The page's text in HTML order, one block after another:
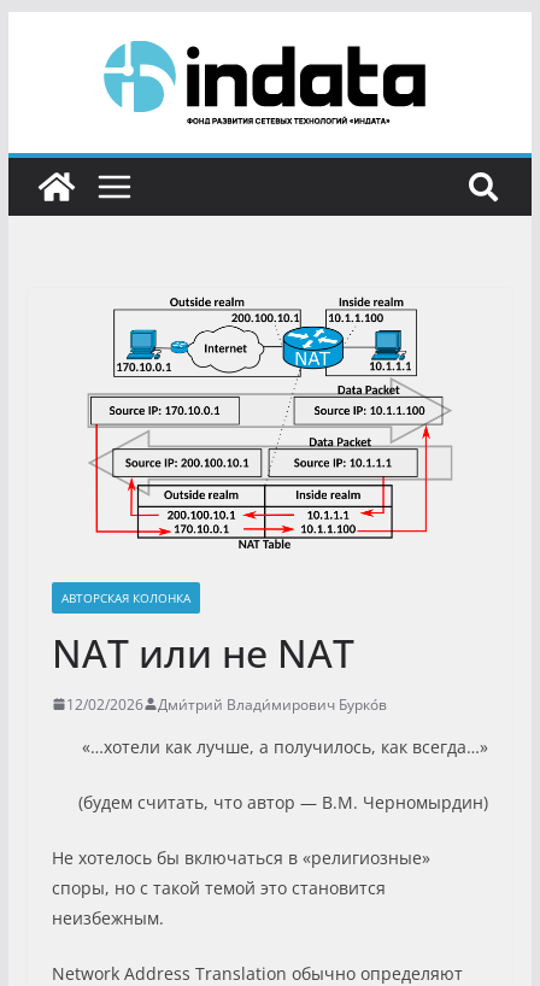
АВТОРСКАЯ КОЛОНКА
NAT или не NAT
12/02/2026 Дми́трий Влади́мирович Бурко́в
«…хотели как лучше, а получилось, как всегда…»
(будем считать, что автор — В.М. Черномырдин)
Не хотелось бы включаться в «религиозные»
споры, но с такой темой это становится
неизбежным.
Network Address Translation обычно определяют